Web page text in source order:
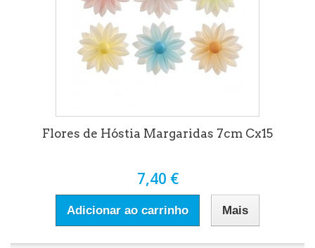
Flores de Hóstia Margaridas 7cm Cx15
7,40 €
Adicionar ao carrinho Mais